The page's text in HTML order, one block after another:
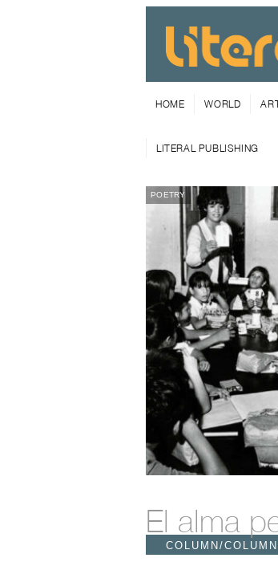
HOME WORLD
LITERAL PUBLISHING
POETRY
El alma
COLUMN/